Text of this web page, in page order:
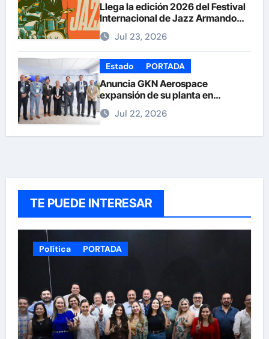
Llega la edición 2026 del Festival
Internacional de Jazz Armando
Nuñez
Jul 23, 2026
Estado PORTADA
Anuncia GKN Aerospace
expansión de su planta en
Chihuahua
Jul 22, 2026
TE PUEDE INTERESAR
Política PORTADA